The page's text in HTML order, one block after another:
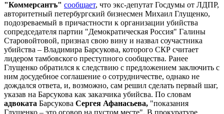
"Коммерсантъ" сообщает, что экс-депутат Госдумы от ЛДПР,
авторитетный петербургский бизнесмен Михаил Глущенко,
подозреваемый в причастности к организации убийства
сопредседателя партии "Демократическая Россия" Галины
Старовойтовой, признал свою вину и назвал соучастника
убийства – Владимира Барсукова, которого СКР считает
лидером тамбовского преступного сообщества. Ранее
Глущенко обратился к следствию с предложением заключить с
ним досудебное соглашение о сотрудничестве, однако не
дождался ответа, и, возможно, сам решил сделать первый шаг,
указав на Барсукова как заказчика убийсва. По словам
адвоката Барсукова Сергея Афанасьева, "показания